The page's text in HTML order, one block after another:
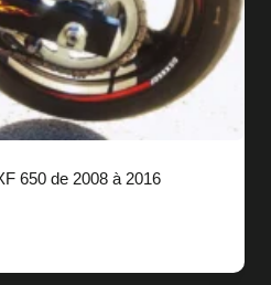
650 de 2008 à 2016